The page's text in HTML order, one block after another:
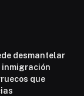
desmantelar
que